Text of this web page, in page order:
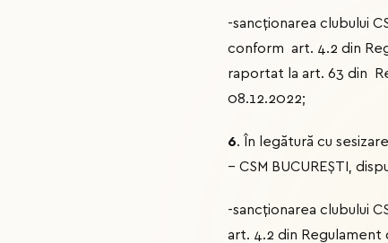
-sancționarea clubului
conform art. 4.2 din
raportat la art. 63 din
08.12.2022;
6. În legătură cu
– CSM BUCUREŞTI,
-sancționarea clubului
art. 4.2 din Regulament